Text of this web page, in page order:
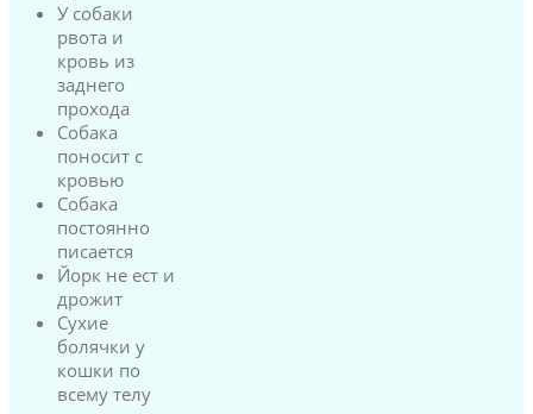
У собаки
рвота и
кровь из
заднего
прохода
Собака
поносит с
кровью
Собака
постоянно
писается
Йорк не ест и
дрожит
Сухие
болячки у
кошки по
всему телу